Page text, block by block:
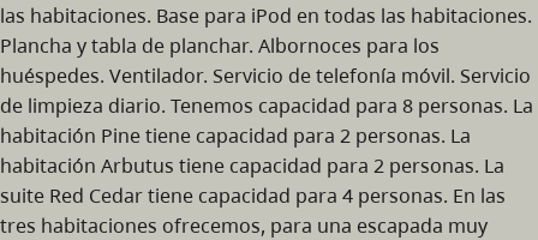
las habitaciones. Base para iPod en todas las habitaciones.
Plancha y tabla de planchar. Albornoces para los
huéspedes. Ventilador. Servicio de telefonía móvil. Servicio
de limpieza diario. Tenemos capacidad para 8 personas. La
habitación Pine tiene capacidad para 2 personas. La
habitación Arbutus tiene capacidad para 2 personas. La
suite Red Cedar tiene capacidad para 4 personas. En las
tres habitaciones ofrecemos, para una escapada muy